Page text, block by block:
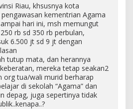
Riau, khsusnya kota
kementrian Agama
hari ini, msh memungut
rb sd 350 rb perbulan,
6.500 jt sd 9 jt dengan
tutup mata, dan herannya
mereka tetap seakan2
org tua/wali murid berharap
di sekolah “Agama” dan
depag, juga sepertinya tidak